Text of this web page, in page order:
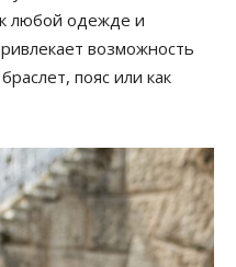
любой одежде и
возможность
пояс или как